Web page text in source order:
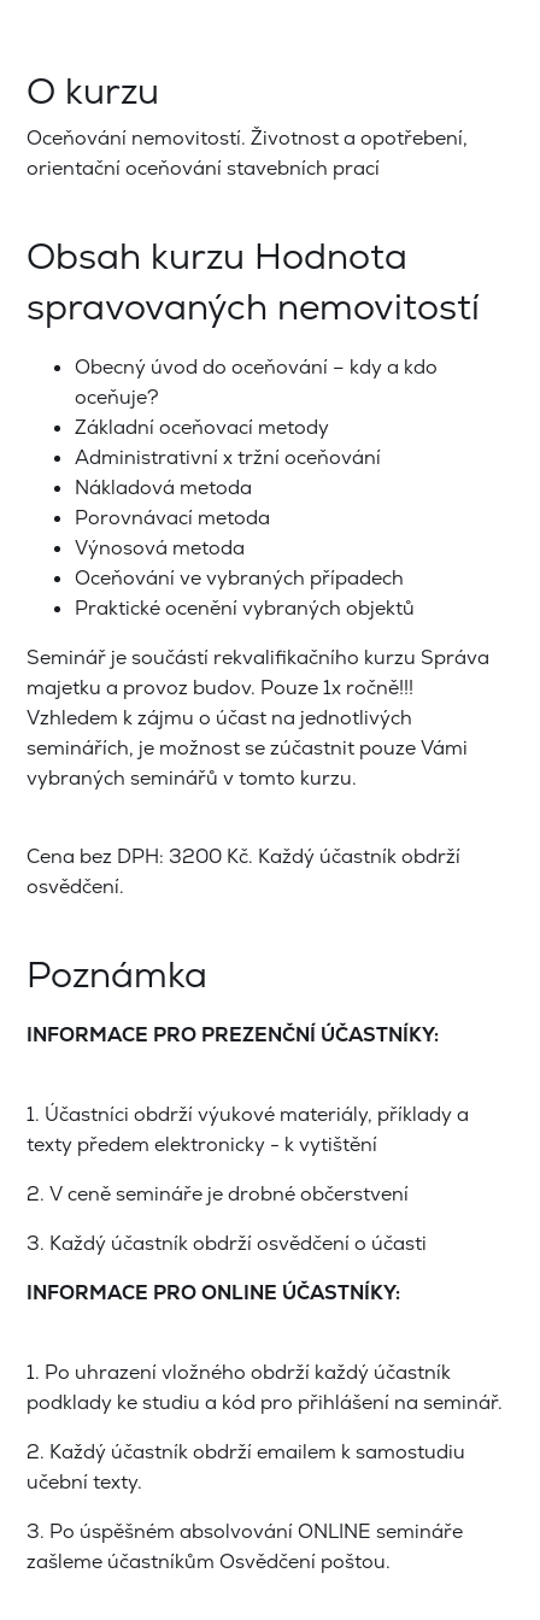
O kurzu
Oceňování nemovitostí. Životnost a opotřebení,
orientační oceňování stavebních prací
Obsah kurzu Hodnota
spravovaných nemovitostí
Obecný úvod do oceňování – kdy a kdo
oceňuje?
Základní oceňovací metody
Administrativní x tržní oceňování
Nákladová metoda
Porovnávací metoda
Výnosová metoda
Oceňování ve vybraných případech
Praktické ocenění vybraných objektů
Seminář je součástí rekvalifikačního kurzu Správa
majetku a provoz budov. Pouze 1x ročně!!!
Vzhledem k zájmu o účast na jednotlivých
seminářích, je možnost se zúčastnit pouze Vámi
vybraných seminářů v tomto kurzu.
Cena bez DPH: 3200 Kč. Každý účastník obdrží
osvědčení.
Poznámka
INFORMACE PRO PREZENČNÍ ÚČASTNÍKY:
1. Účastníci obdrží výukové materiály, příklady a
texty předem elektronicky - k vytištění
2. V ceně semináře je drobné občerstvení
3. Každý účastník obdrží osvědčení o účasti
INFORMACE PRO ONLINE ÚČASTNÍKY:
1. Po uhrazení vložného obdrží každý účastník
podklady ke studiu a kód pro přihlášení na seminář.
2. Každý účastník obdrží emailem k samostudiu
učební texty.
3. Po úspěšném absolvování ONLINE semináře
zašleme účastníkům Osvědčení poštou.